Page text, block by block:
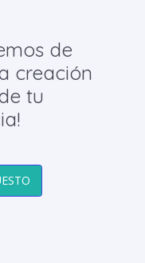
de
creación
tu